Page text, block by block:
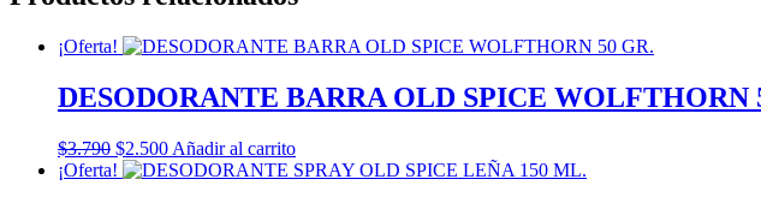
¡Oferta!
DESODORANTE BARRA OLD SPICE WOLFTHORN
$3.790 El
precio
$2.500El
precio
Añadir al carrito
¡Oferta!